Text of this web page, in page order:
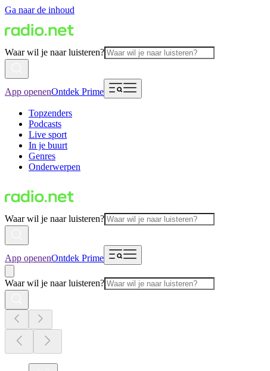
Ga naar de inhoud
Waar wil je naar luisteren?
App openenOntdek Prime
Topzenders
Podcasts
Live sport
In je buurt
Genres
Onderwerpen
Waar wil je naar luisteren?
App openenOntdek Prime
Waar wil je naar luisteren?